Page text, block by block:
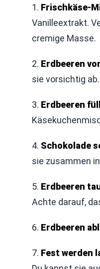
1. Frischkäse-
Vanilleextrakt.
cremige Masse.
2. Erdbeeren
sie vorsichtig
3. Erdbeeren
4. Schokolade
sie zusammen
5. Erdbeeren
Achte darauf,
6. Erdbeeren
7. Fest werden